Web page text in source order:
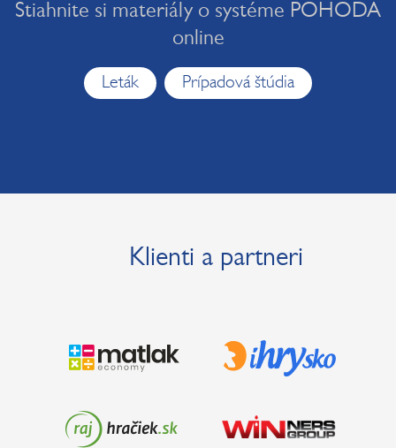
Stiahnite si materiály o systéme POHODA
online
Leták Prípadová štúdia
Klienti a partneri